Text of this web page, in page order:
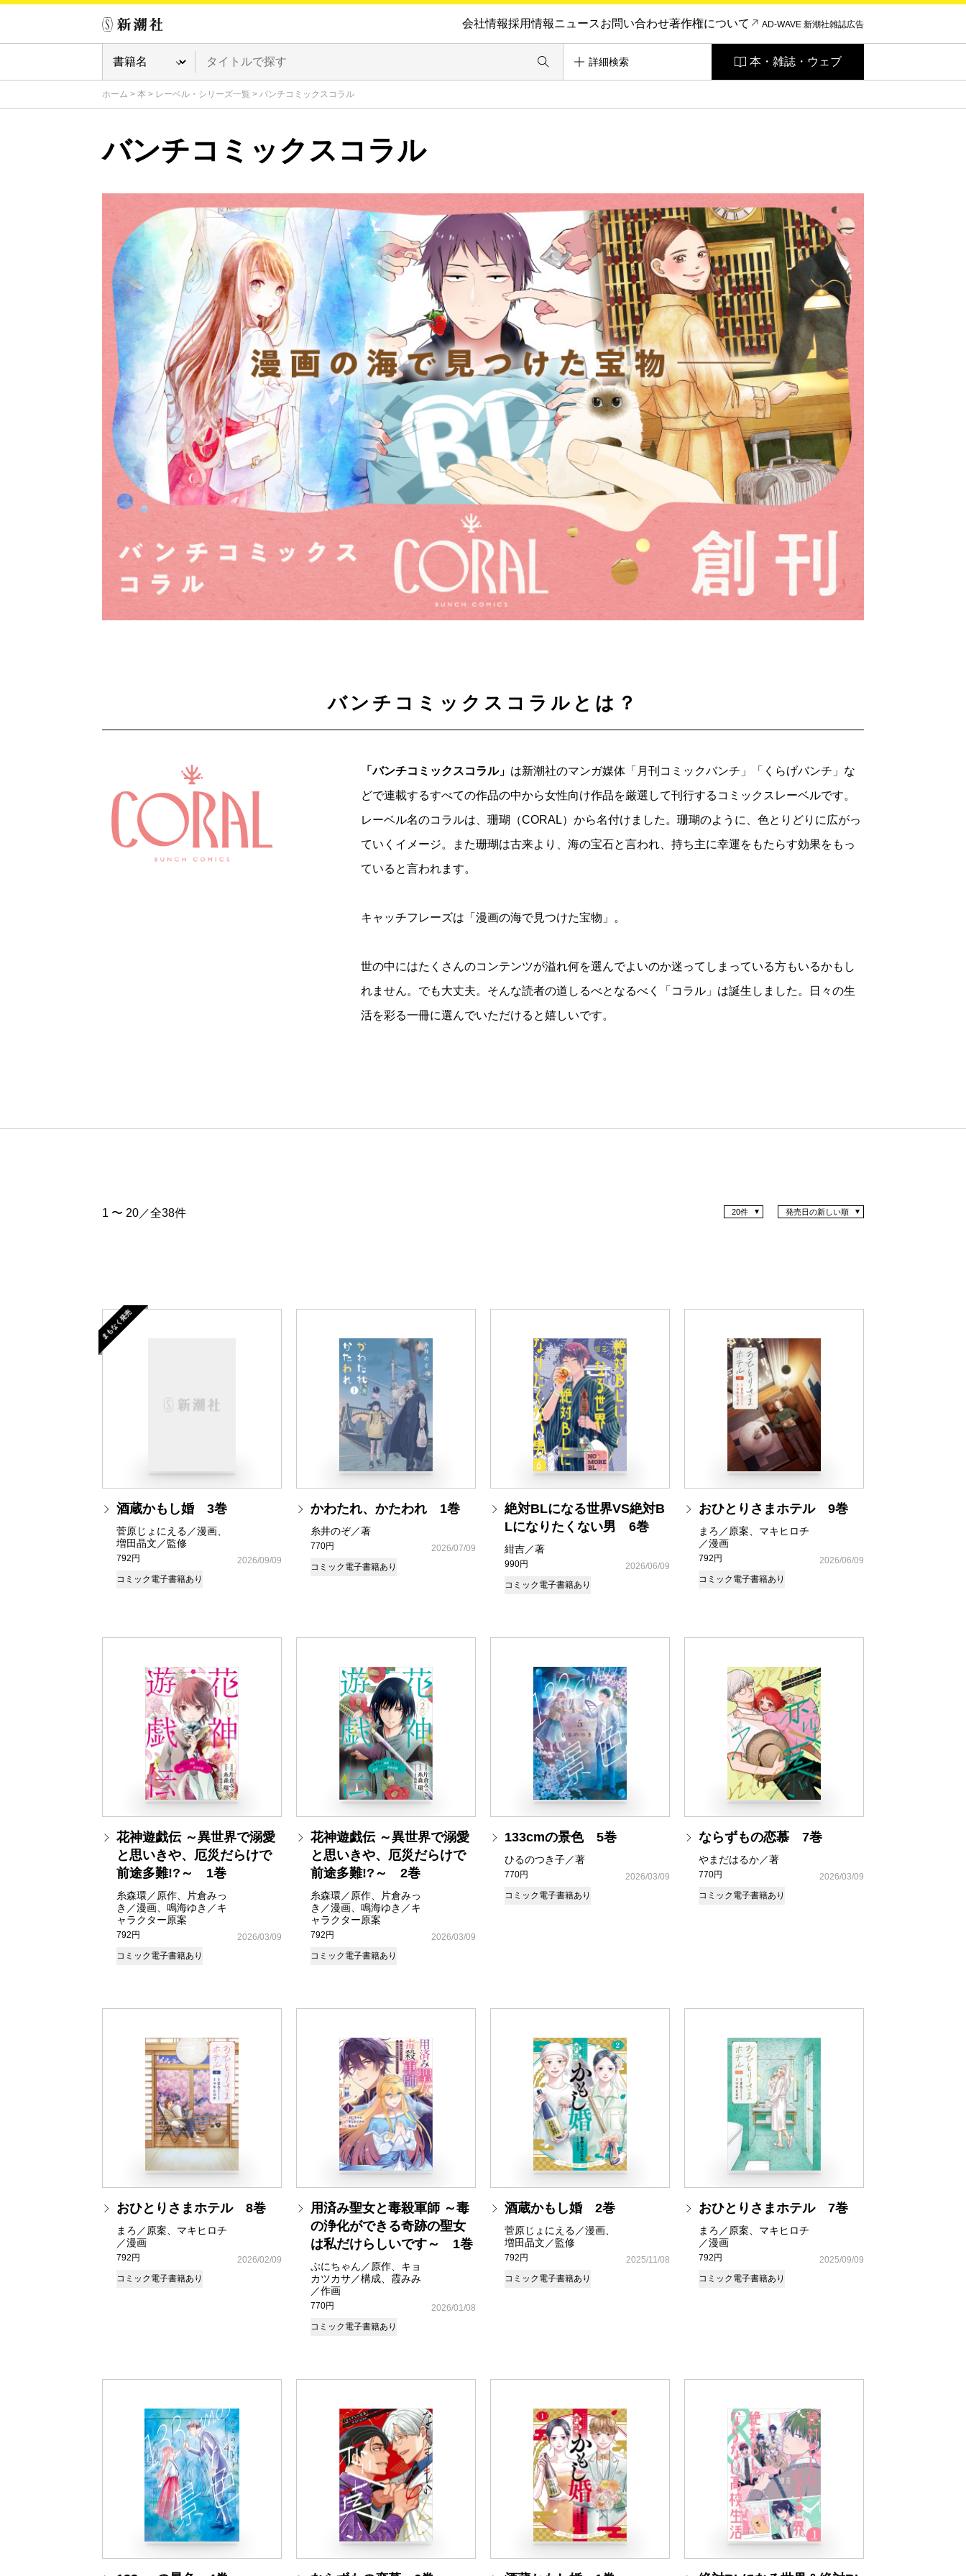
会社情報採用情報ニュースお問い合わせ著作権について AD-WAVE 新潮社雑誌広告
詳細検索 本・雑誌・ウェブ
ホーム > 本 > レーベル・シリーズ一覧 > バンチコミックスコラル
バンチコミックスコラル
バンチコミックスコラルとは？
「バンチコミックスコラル」 は新潮社のマンガ媒体「月刊コミックバンチ」「くらげバンチ」な
どで連載するすべての作品の中から女性向け作品を厳選して刊行するコミックスレーベルです。
レーベル名のコラルは、珊瑚（CORAL）から名付けました。珊瑚のように、色とりどりに広がっ
ていくイメージ。また珊瑚は古来より、海の宝石と言われ、持ち主に幸運をもたらす効果をもっ
ていると言われます。
キャッチフレーズは「漫画の海で見つけた宝物」。
世の中にはたくさんのコンテンツが溢れ何を選んでよいのか迷ってしまっている方もいるかもし
れません。でも大丈夫。そんな読者の道しるべとなるべく「コラル」は誕生しました。日々の生
活を彩る一冊に選んでいただけると嬉しいです。
1 〜 20／全38件 発売日の新しい順
20件
まもなく発売
酒蔵かもし婚 3巻
菅原じょにえる／漫画、
増田晶文／監修
792円
2026/09/09
コミック 電子書籍あり
かわたれ、かたわれ 1巻
糸井のぞ／著
770円
2026/07/09
コミック 電子書籍あり
絶対BLになる世界VS絶対B
Lになりたくない男 6巻
紺吉／著
990円
2026/06/09
コミック 電子書籍あり
おひとりさまホテル 9巻
まろ／原案、マキヒロチ
／漫画
792円
2026/06/09
コミック 電子書籍あり
花神遊戯伝 ～異世界で溺愛
と思いきや、厄災だらけで
前途多難!?～ 1巻
糸森環／原作、片倉みっ
き／漫画、鳴海ゆき／キ
ャラクター原案
792円
2026/03/09
コミック 電子書籍あり
花神遊戯伝 ～異世界で溺愛
と思いきや、厄災だらけで
前途多難!?～ 2巻
糸森環／原作、片倉みっ
き／漫画、鳴海ゆき／キ
ャラクター原案
792円
2026/03/09
コミック 電子書籍あり
133cmの景色 5巻
ひるのつき子／著
770円
2026/03/09
コミック 電子書籍あり
ならずもの恋慕 7巻
やまだはるか／著
770円
2026/03/09
コミック 電子書籍あり
おひとりさまホテル 8巻
まろ／原案、マキヒロチ
／漫画
792円
2026/02/09
コミック 電子書籍あり
用済み聖女と毒殺軍師 ～毒
の浄化ができる奇跡の聖女
は私だけらしいです～ 1巻
ぷにちゃん／原作、キョ
カツカサ／構成、霞みみ
／作画
770円
2026/01/08
コミック 電子書籍あり
酒蔵かもし婚 2巻
菅原じょにえる／漫画、
増田晶文／監修
792円
2025/11/08
コミック 電子書籍あり
おひとりさまホテル 7巻
まろ／原案、マキヒロチ
／漫画
792円
2025/09/09
コミック 電子書籍あり